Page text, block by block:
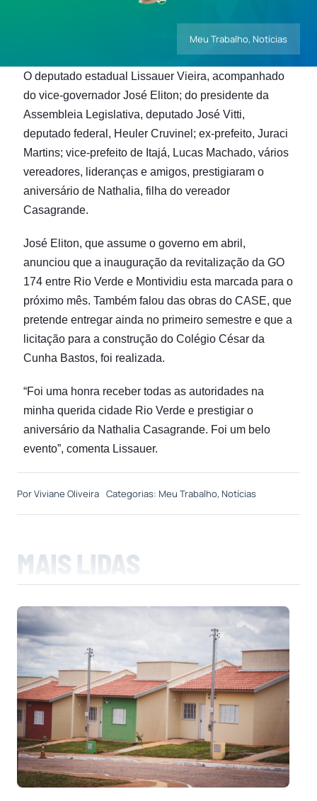
Meu Trabalho, Notícias
O deputado estadual Lissauer Vieira, acompanhado
do vice-governador José Eliton; do presidente da
Assembleia Legislativa, deputado José Vitti,
deputado federal, Heuler Cruvinel; ex-prefeito, Juraci
Martins; vice-prefeito de Itajá, Lucas Machado, vários
vereadores, lideranças e amigos, prestigiaram o
aniversário de Nathalia, filha do vereador
Casagrande.
José Eliton, que assume o governo em abril,
anunciou que a inauguração da revitalização da GO
174 entre Rio Verde e Montividiu esta marcada para o
próximo mês. Também falou das obras do CASE, que
pretende entregar ainda no primeiro semestre e que a
licitação para a construção do Colégio César da
Cunha Bastos, foi realizada.
“Foi uma honra receber todas as autoridades na
minha querida cidade Rio Verde e prestigiar o
aniversário da Nathalia Casagrande. Foi um belo
evento”, comenta Lissauer.
PorViviane Oliveira Categorias: Meu Trabalho, Notícias
MAIS LIDAS